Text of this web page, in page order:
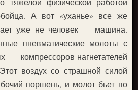
А вот «уханье» все же
уже не человек — машина.
пневматические молоты с
нагнетателей
воздух со страшной силой
поршень, и молот бьет по